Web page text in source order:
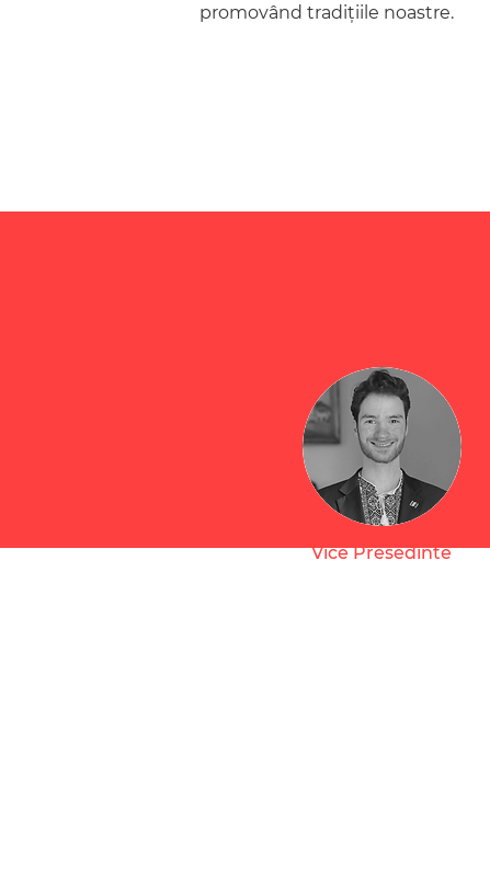
promovând tradițiile noastre.
Vice Presedinte